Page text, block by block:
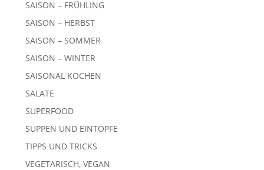
SAISON – FRÜHLING
SAISON – HERBST
SAISON – SOMMER
SAISON – WINTER
SAISONAL KOCHEN
SALATE
SUPERFOOD
SUPPEN UND EINTÖPFE
TIPPS UND TRICKS
VEGETARISCH, VEGAN